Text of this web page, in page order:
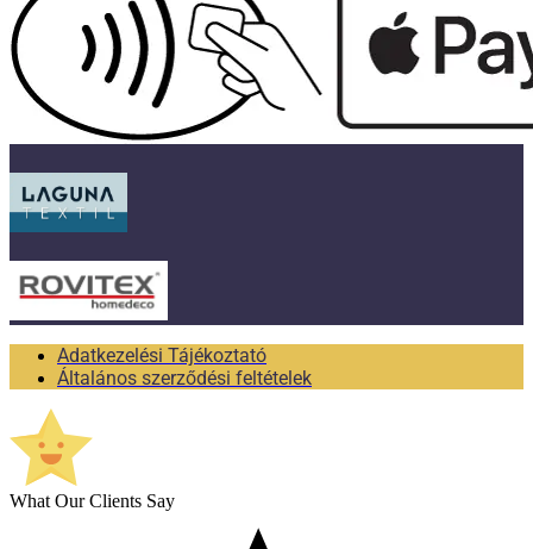
Adatkezelési Tájékoztató
Általános szerződési feltételek
What Our Clients Say